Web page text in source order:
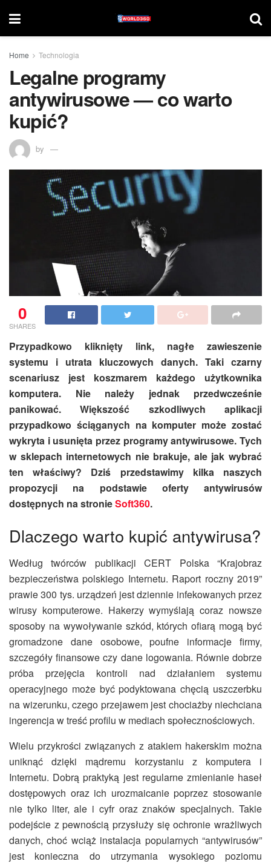
Home Technologia
Legalne programy
antywirusowe — co warto
kupić?
by
0
SHARES
Przypadkowo kliknięty link, nagłe zawieszenie
systemu i utrata kluczowych danych. Taki czarny
scenariusz jest koszmarem każdego użytkownika
komputera. Nie należy jednak przedwcześnie
panikować. Większość szkodliwych aplikacji
przypadkowo ściąganych na komputer może zostać
wykryta i usunięta przez programy antywirusowe. Tych
w sklepach internetowych nie brakuje, ale jak wybrać
ten właściwy? Dziś przedstawimy kilka naszych
propozycji na podstawie oferty antywirusów
dostępnych na stronieSoft360.
Dlaczego warto kupić antywirusa?
Według twórców publikacji CERT Polska “Krajobraz
bezpieczeństwa polskiego Internetu. Raport roczny 2019”
prawie 300 tys. urządzeń jest dziennie infekowanych przez
wirusy komputerowe. Hakerzy wymyślają coraz nowsze
sposoby na wywoływanie szkód, których ofiarą mogą być
gromadzone dane osobowe, poufne informacje firmy,
szczegóły finansowe czy dane logowania. Równie dobrze
próba przejęcia kontroli nad działaniem systemu
operacyjnego może być podyktowana chęcią uszczerbku
na wizerunku, czego przejawem jest chociażby niechciana
ingerencja w treść profilu w mediach społecznościowych.
Wielu przykrości związanych z atakiem hakerskim można
uniknąć dzięki mądremu korzystaniu z komputera i
Internetu. Dobrą praktyką jest regularne zmienianie haseł
dostępowych oraz ich urozmaicanie poprzez stosowanie
nie tylko liter, ale i cyfr oraz znaków specjalnych. Takie
podejście z pewnością przysłuży się ochronie wrażliwych
danych, choć wciąż instalacja popularnych “antywirusów”
jest konieczna do utrzymania wysokiego poziomu